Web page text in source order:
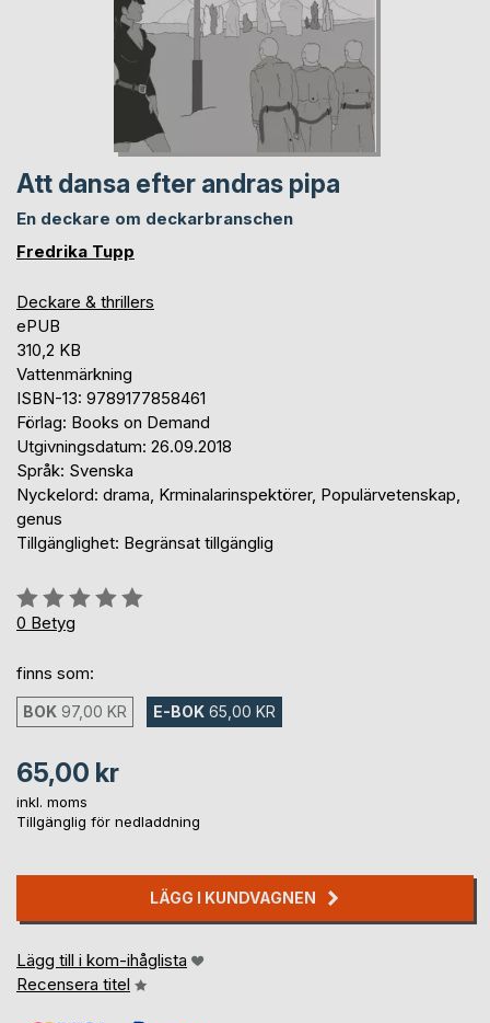
Att dansa efter andras pipa
En deckare om deckarbranschen
Fredrika Tupp
Deckare & thrillers
ePUB
310,2 KB
Vattenmärkning
ISBN-13: 9789177858461
Förlag: Books on Demand
Utgivningsdatum: 26.09.2018
Språk: Svenska
Nyckelord: drama, Krminalarinspektörer, Populärvetenskap,
genus
Tillgänglighet: Begränsat tillgänglig
Betyg::
0%
0 Betyg
finns som:
BOK 97,00 KR E-BOK 65,00 KR
65,00 kr
inkl. moms
Tillgänglig för nedladdning
LÄGG I KUNDVAGNEN
Lägg till i kom-ihåglista
Recensera titel